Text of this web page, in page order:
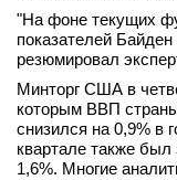
"На фоне текущих
показателей
резюмировал
Минторг США в
которым ВВП
снизился на 0,9% в
квартале также был
1,6%. Многие